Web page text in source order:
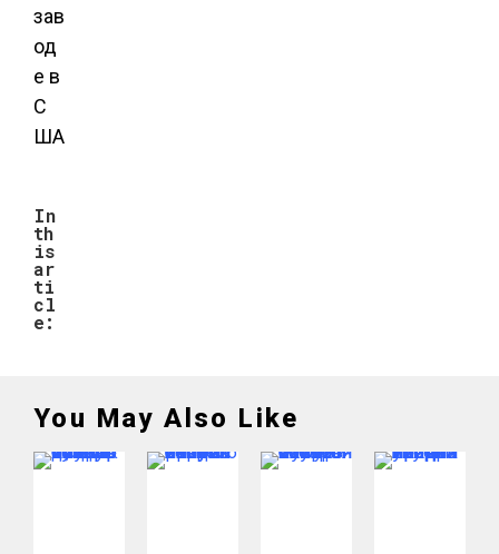
In
th
is
ar
ti
cl
e:
You May Also Like